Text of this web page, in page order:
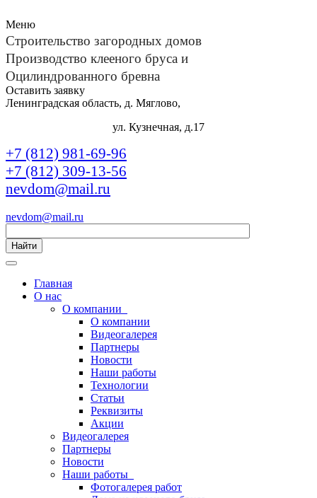
Меню
Строительство загородных домов
Производство клееного бруса и
Оцилиндрованного бревна
Оставить заявку
Ленинградская область, д. Мяглово,
ул. Кузнечная, д.17
+7 (812) 981-69-96
+7 (812) 309-13-56
nevdom@mail.ru
nevdom@mail.ru
Найти
Главная
О нас
О компании
О компании
Видеогалерея
Партнеры
Новости
Наши работы
Технологии
Статьи
Реквизиты
Акции
Видеогалерея
Партнеры
Новости
Наши работы
Фотогалерея работ